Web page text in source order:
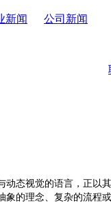
新闻 公司新闻
动态视觉的语言，正以
象的理念、复杂的流程